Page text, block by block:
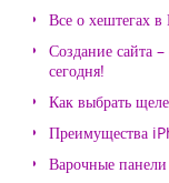
Все о хештегах в
Создание сайта
сегодня!
Как выбрать
Преимущества
Варочные